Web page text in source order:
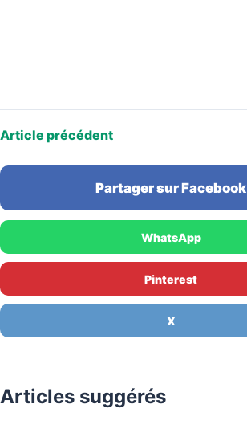
Article précédent
Partager sur Facebook
WhatsApp
Pinterest
X
Articles suggérés